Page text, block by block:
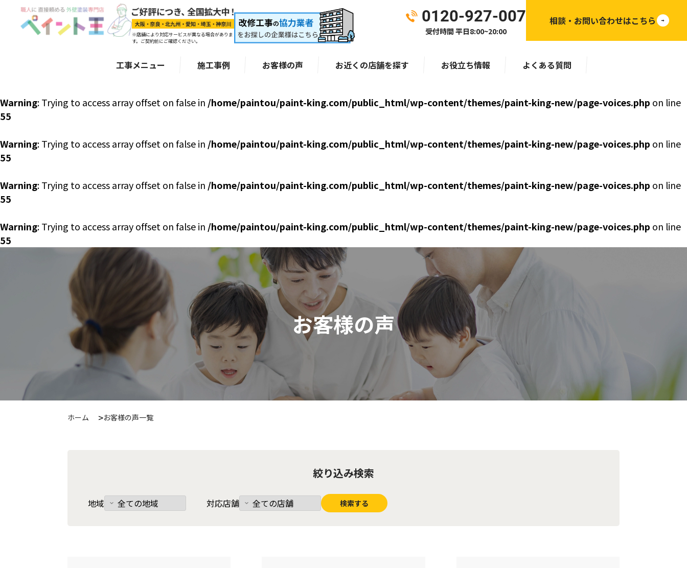
※店舗により対応サービスが異なる場合がありま
す。ご契約前にご確認ください。
0120-927-007
受付時間 平日8:00~20:00
相談・お問い合わせはこちら
工事メニュー 施工事例 お客様の声 お近くの店舗を探す お役立ち情報 よくある質問
Warning: Trying to access array offset on false in /home/paintou/paint-king.com/public_html/wp-content/themes/paint-king-new/page-voices.php on line
55
Warning: Trying to access array offset on false in /home/paintou/paint-king.com/public_html/wp-content/themes/paint-king-new/page-voices.php on line
55
Warning: Trying to access array offset on false in /home/paintou/paint-king.com/public_html/wp-content/themes/paint-king-new/page-voices.php on line
55
Warning: Trying to access array offset on false in /home/paintou/paint-king.com/public_html/wp-content/themes/paint-king-new/page-voices.php on line
55
お客様の声
ホーム お客様の声一覧
絞り込み検索
地域 対応店舗